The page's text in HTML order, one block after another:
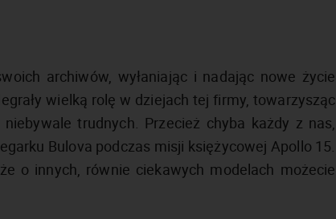
archiwów, wyłaniając i nadając nowe życie
wielką rolę w dziejach tej firmy, towarzysząc
trudnych. Przecież chyba każdy z nas,
Bulova podczas misji księżycowej Apollo 15.
o innych, równie ciekawych modelach możecie